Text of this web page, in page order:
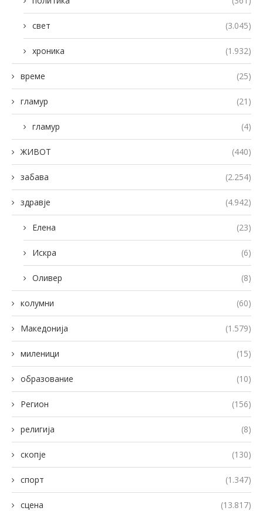
свет (3.045)
хроника (1.932)
време (25)
гламур (21)
гламур (4)
ЖИВОТ (440)
забава (2.254)
здравје (4.942)
Елена (23)
Искра (6)
Оливер (8)
колумни (60)
Македонија (1.579)
миленици (15)
образование (10)
Регион (156)
религија (8)
скопје (130)
спорт (1.347)
сцена (13.817)